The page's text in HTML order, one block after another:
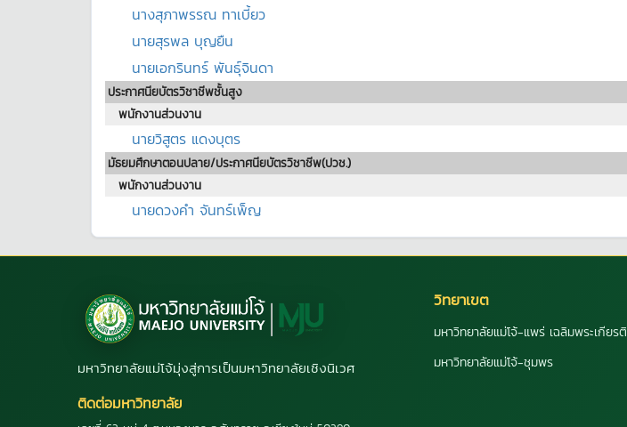
นางสุภาพรรณ ทาเบี้ยว
นายสุรพล บุญยืน
นายเอกรินทร์ พันธุ์จินดา
ประกาศนียบัตรวิชาชีพชั้นสูง
พนักงานส่วนงาน
นายวิสูตร แดงบุตร
มัธยมศึกษาตอนปลาย/ประกาศนียบัตรวิชาชีพ(ปวช.)
พนักงานส่วนงาน
นายดวงคำ จันทร์เพ็ญ
มหาวิทยาลัยแม่โจ้มุ่งสู่การเป็นมหาวิทยาลัยเชิงนิเวศ
ติดต่อมหาวิทยาลัย
วิทยาเขต
มหาวิทยาลัยแม่โจ้-แพร่ เฉลิมพระเกียรติ
มหาวิทยาลัยแม่โจ้-ชุมพร